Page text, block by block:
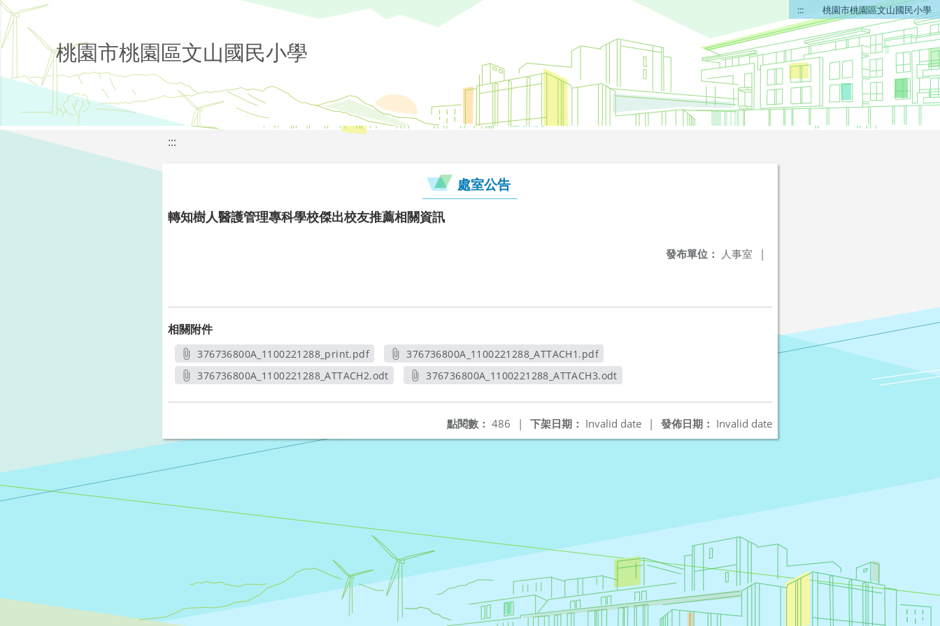
::: 桃園市桃園區文山國民小學
桃園市桃園區文山國民小學
:::
處室公告
轉知樹人醫護管理專科學校傑出校友推薦相關資訊
發布單位： 人事室 |
相關附件
376736800A_1100221288_print.pdf
另開新視窗
376736800A_1100221288_ATTACH1.pdf
另開新視窗
376736800A_1100221288_ATTACH2.odt
376736800A_1100221288_ATTACH3.odt
發佈日期： Invalid date
下架日期： Invalid date |
點閱數： 486 |